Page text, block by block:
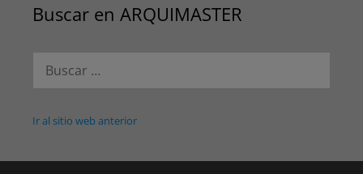
Buscar en ARQUIMASTER
Ir al sitio web anterior